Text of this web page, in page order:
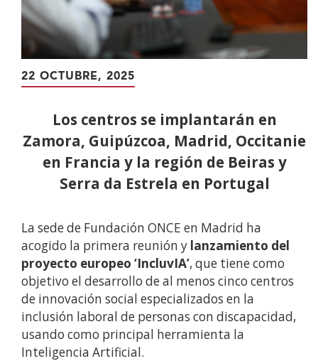
22 OCTUBRE, 2025
Los centros se implantarán en
Zamora, Guipúzcoa, Madrid, Occitanie
en Francia y la región de Beiras y
Serra da Estrela en Portugal
La sede de Fundación ONCE en Madrid ha
acogido la primera reunión y lanzamiento del
proyecto europeo ‘IncluvIA’, que tiene como
objetivo el desarrollo de al menos cinco centros
de innovación social especializados en la
inclusión laboral de personas con discapacidad,
usando como principal herramienta la
Inteligencia Artificial.